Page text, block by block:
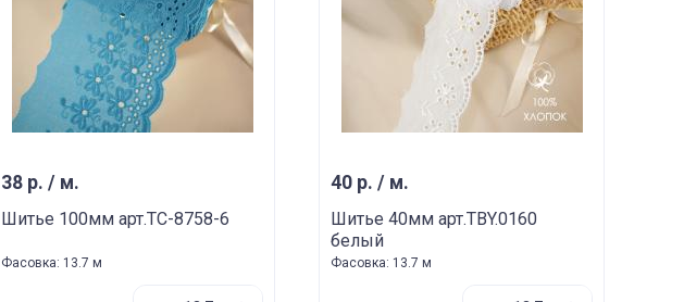
38 р. / м.
Шитье 100мм арт.TC-8758-6
Фасовка: 13.7 м
40 р. / м.
Шитье 40мм арт.TBY.0160
белый
Фасовка: 13.7 м